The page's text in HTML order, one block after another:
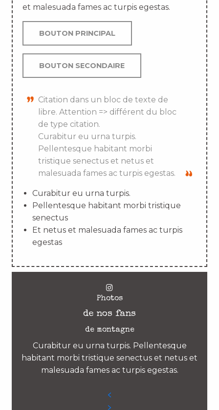
et malesuada fames ac turpis egestas.
BOUTON PRINCIPAL
BOUTON SECONDAIRE
Citation dans un bloc de texte de
libre. Attention => différent du bloc
de type citation.
Curabitur eu urna turpis.
Pellentesque habitant morbi
tristique senectus et netus et
malesuada fames ac turpis egestas.
Curabitur eu urna turpis.
Pellentesque habitant morbi tristique
senectus
Et netus et malesuada fames ac turpis
egestas
Photos
de nos fans
de montagne
Curabitur eu urna turpis. Pellentesque
habitant morbi tristique senectus et netus et
malesuada fames ac turpis egestas.